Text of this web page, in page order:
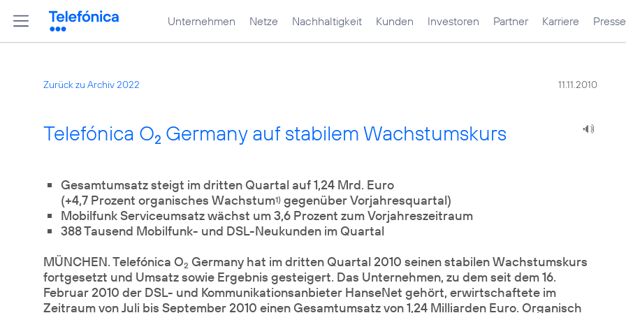
Unternehmen Netze Nachhaltigkeit Kunden Investoren Partner Karriere Presse
Zurück zu Archiv 2022 11.11.2010
Telefónica O2 Germany auf stabilem Wachstumskurs
Gesamtumsatz steigt im dritten Quartal auf 1,24 Mrd. Euro
(+4,7 Prozent organisches Wachstum1) gegenüber Vorjahresquartal)
Mobilfunk Serviceumsatz wächst um 3,6 Prozent zum Vorjahreszeitraum
388 Tausend Mobilfunk- und DSL-Neukunden im Quartal
MÜNCHEN. Telefónica O2 Germany hat im dritten Quartal 2010 seinen stabilen Wachstumskurs
fortgesetzt und Umsatz sowie Ergebnis gesteigert. Das Unternehmen, zu dem seit dem 16.
Februar 2010 der DSL- und Kommunikationsanbieter HanseNet gehört, erwirtschaftete im
Zeitraum von Juli bis September 2010 einen Gesamtumsatz von 1,24 Milliarden Euro. Organisch